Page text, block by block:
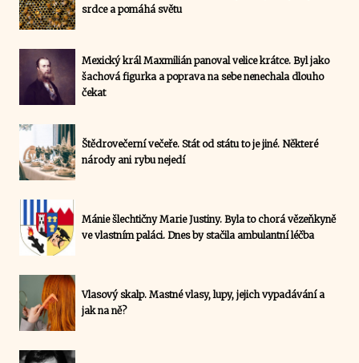
srdce a pomáhá světu
Mexický král Maxmilián panoval velice krátce. Byl jako
šachová figurka a poprava na sebe nenechala dlouho
čekat
Štědrovečerní večeře. Stát od státu to je jiné. Některé
národy ani rybu nejedí
Mánie šlechtičny Marie Justiny. Byla to chorá vězeňkyně
ve vlastním paláci. Dnes by stačila ambulantní léčba
Vlasový skalp. Mastné vlasy, lupy, jejich vypadávání a
jak na ně?